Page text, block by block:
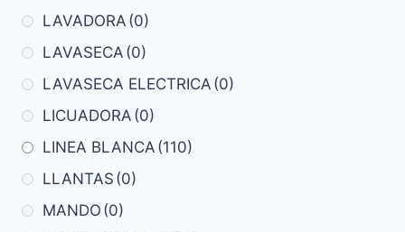
LAVADORA (0)
LAVASECA (0)
LAVASECA ELECTRICA (0)
LICUADORA (0)
LINEA BLANCA (110)
LLANTAS (0)
MANDO (0)